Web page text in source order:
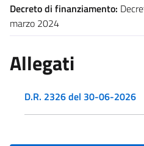
Decreto di finanziamento:
marzo 2024
Allegati
D.R. 2326 del 30-06-2026